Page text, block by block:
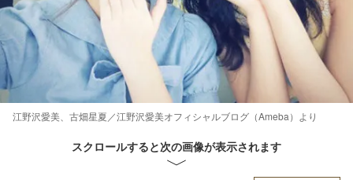
江野沢愛美、古畑星夏／江野沢愛美オフィシャルブログ（Ameba）より
スクロールすると次の画像が表示されます